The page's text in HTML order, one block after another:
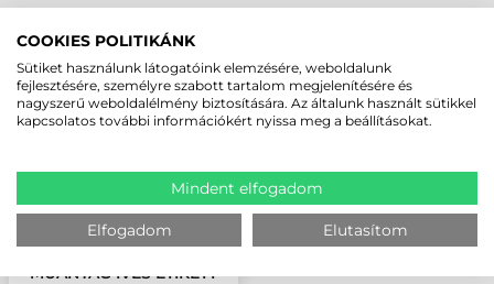
MEGBÍZHAT BENNÜNK! ISMERJE MEG
VÁSÁRLÓINK VÉLEMÉNYÉT
KÖVESSE BE YOUTUBE CSATORNÁNKAT!
LEGUTÓBB MEGTEKINTETT TERMÉKEK
105 MM X 148 MM
MŰANYAG ÍVES ETIKETT
COOKIES POLITIKÁNK
Sütiket használunk látogatóink elemzésére, weboldalunk
fejlesztésére, személyre szabott tartalom megjelenítésére és
nagyszerű weboldalélmény biztosítására. Az általunk használt sütikkel
kapcsolatos további információkért nyissa meg a beállításokat.
Mindent elfogadom
Elfogadom Elutasítom